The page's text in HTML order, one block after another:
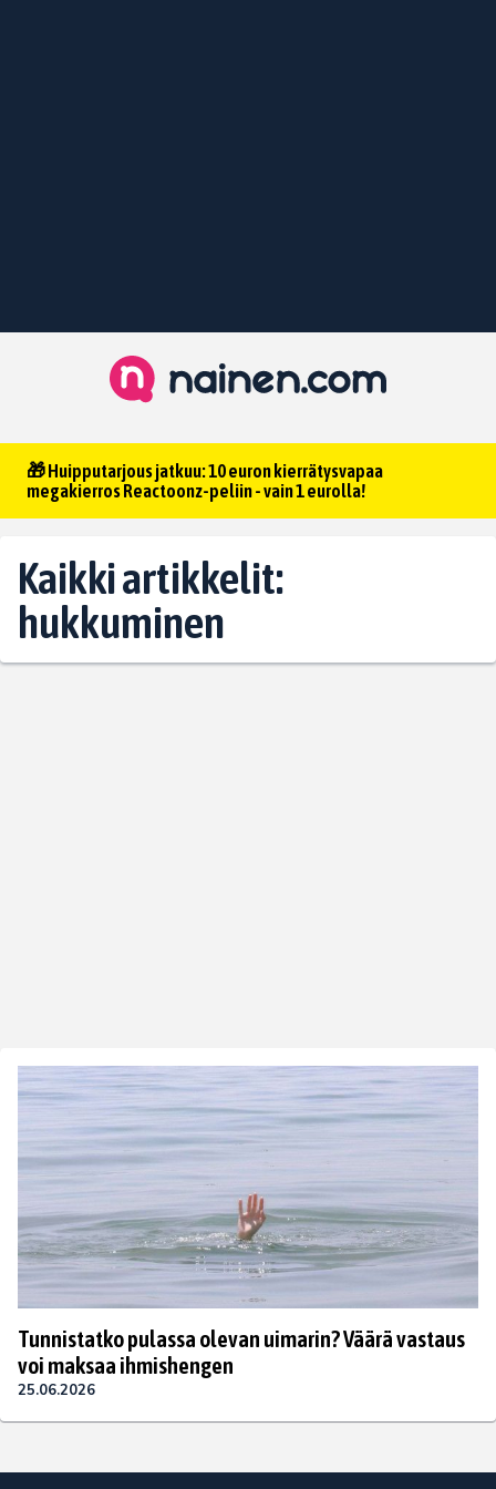
🎁 Huipputarjous jatkuu: 10 euron kierrätysvapaa
megakierros Reactoonz-peliin - vain 1 eurolla!
Kaikki artikkelit:
hukkuminen
Tunnistatko pulassa olevan uimarin? Väärä vastaus
voi maksaa ihmishengen
25.06.2026